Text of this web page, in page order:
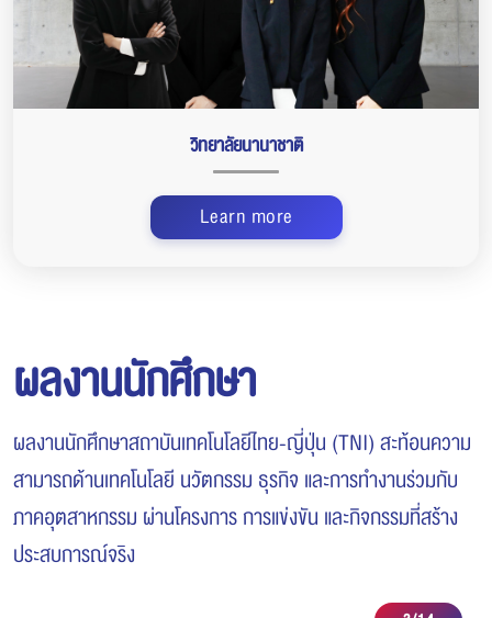
วิทยาลัยนานาชาติ
Learn more
ผลงานนักศึกษา
ผลงานนักศึกษาสถาบันเทคโนโลยีไทย-ญี่ปุ่น (TNI) สะท้อนความ
สามารถด้านเทคโนโลยี นวัตกรรม ธุรกิจ และการทำงานร่วมกับ
ภาคอุตสาหกรรม ผ่านโครงการ การแข่งขัน และกิจกรรมที่สร้าง
ประสบการณ์จริง